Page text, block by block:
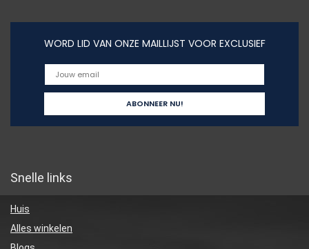
WORD LID VAN ONZE MAILLIJST VOOR EXCLUSIEF
Snelle links
Huis
Alles winkelen